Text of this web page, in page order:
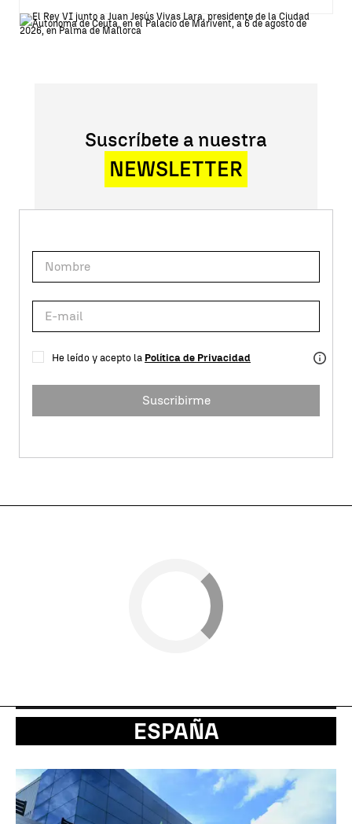
Suscríbete a nuestra
NEWSLETTER
He leído y acepto la Política de Privacidad
Suscribirme
ESPAÑA